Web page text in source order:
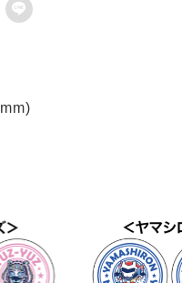
